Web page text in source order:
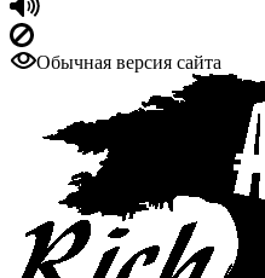
Обычная версия сайта